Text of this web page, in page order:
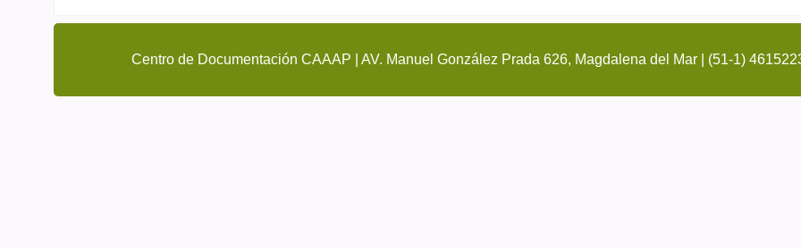
Centro de Documentación CAAAP | AV. Manuel González Prada 626, Magdalena del Mar | (51-1)